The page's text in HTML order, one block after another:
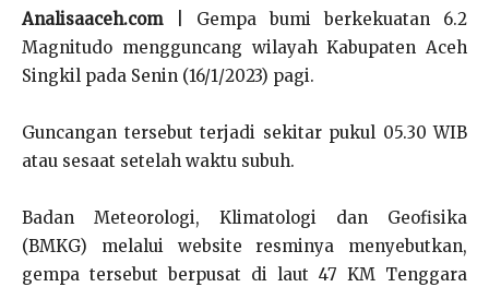
Analisaaceh.com| Gempa bumi berkekuatan 6.2
Magnitudo mengguncang wilayah Kabupaten Aceh
Singkil pada Senin (16/1/2023) pagi.
Guncangan tersebut terjadi sekitar pukul 05.30 WIB
atau sesaat setelah waktu subuh.
Badan Meteorologi, Klimatologi dan Geofisika
(BMKG) melalui website resminya menyebutkan,
gempa tersebut berpusat di laut 47 KM Tenggara